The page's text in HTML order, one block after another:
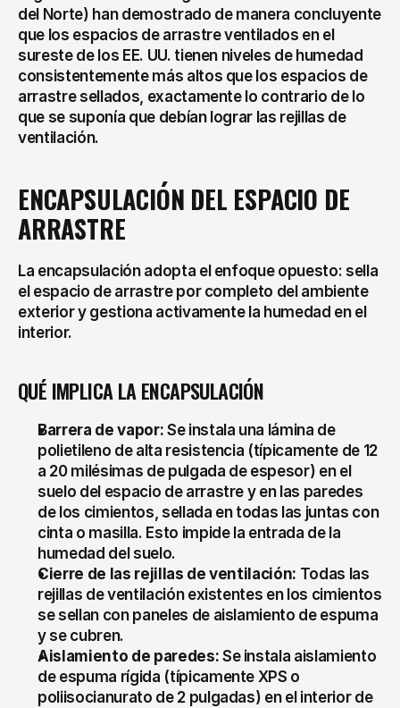
del Norte) han demostrado de manera concluyente
que los espacios de arrastre ventilados en el
sureste de los EE. UU. tienen niveles de humedad
consistentemente más altos que los espacios de
arrastre sellados, exactamente lo contrario de lo
que se suponía que debían lograr las rejillas de
ventilación.
ENCAPSULACIÓN DEL ESPACIO DE
ARRASTRE
La encapsulación adopta el enfoque opuesto: sella
el espacio de arrastre por completo del ambiente
exterior y gestiona activamente la humedad en el
interior.
QUÉ IMPLICA LA ENCAPSULACIÓN
Barrera de vapor: Se instala una lámina de
polietileno de alta resistencia (típicamente de 12
a 20 milésimas de pulgada de espesor) en el
suelo del espacio de arrastre y en las paredes
de los cimientos, sellada en todas las juntas con
cinta o masilla. Esto impide la entrada de la
humedad del suelo.
Cierre de las rejillas de ventilación: Todas las
rejillas de ventilación existentes en los cimientos
se sellan con paneles de aislamiento de espuma
y se cubren.
Aislamiento de paredes: Se instala aislamiento
de espuma rígida (típicamente XPS o
poliisocianurato de 2 pulgadas) en el interior de